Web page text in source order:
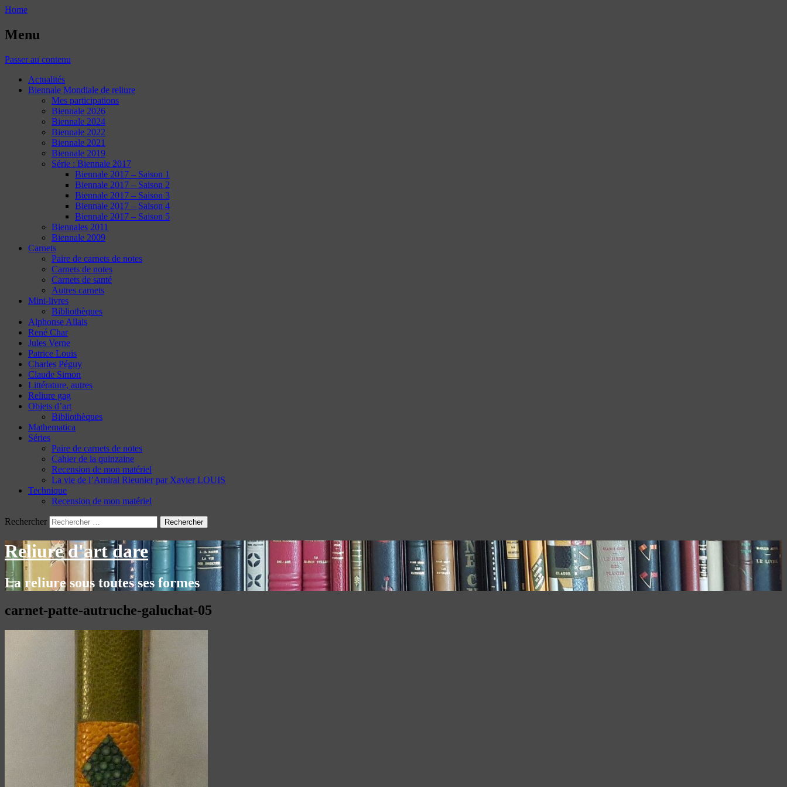
Home
Menu
Passer au contenu
Actualités
Biennale Mondiale de reliure
Mes participations
Biennale 2026
Biennale 2024
Biennale 2022
Biennale 2021
Biennale 2019
Série : Biennale 2017
Biennale 2017 – Saison 1
Biennale 2017 – Saison 2
Biennale 2017 – Saison 3
Biennale 2017 – Saison 4
Biennale 2017 – Saison 5
Biennales 2011
Biennale 2009
Carnets
Paire de carnets de notes
Carnets de notes
Carnets de santé
Autres carnets
Mini-livres
Bibliothèques
Alphonse Allais
René Char
Jules Verne
Patrice Louis
Charles Péguy
Claude Simon
Littérature, autres
Reliure gag
Objets d’art
Bibliothèques
Mathematica
Séries
Paire de carnets de notes
Cahier de la quinzaine
Recension de mon matériel
La vie de l’Amiral Rieunier par Xavier LOUIS
Technique
Recension de mon matériel
Rechercher
Reliure d'art dare
La reliure sous toutes ses formes
carnet-patte-autruche-galuchat-05